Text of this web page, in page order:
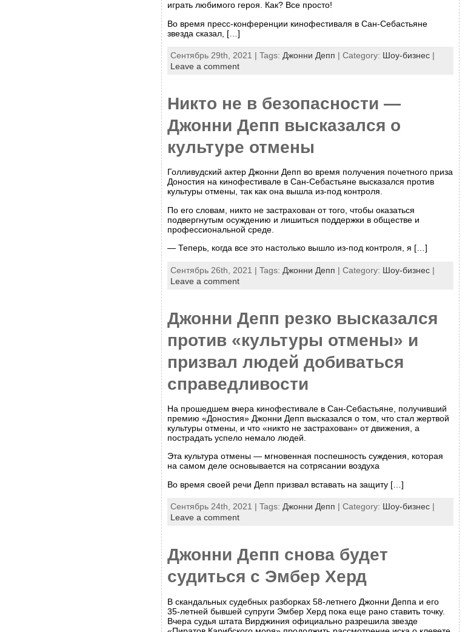
играть любимого героя. Как? Все просто!
Во время пресс-конференции кинофестиваля в Сан-Себастьяне
звезда сказал, […]
Сентябрь 29th, 2021 | Tags: Джонни Депп | Category: Шоу-бизнес |
Leave a comment
Никто не в безопасности —
Джонни Депп высказался о
культуре отмены
Голливудский актер Джонни Депп во время получения почетного приза
Доностия на кинофестивале в Сан-Себастьяне высказался против
культуры отмены, так как она вышла из-под контроля.
По его словам, никто не застрахован от того, чтобы оказаться
подвергнутым осуждению и лишиться поддержки в обществе и
профессиональной среде.
— Теперь, когда все это настолько вышло из-под контроля, я […]
Сентябрь 26th, 2021 | Tags: Джонни Депп | Category: Шоу-бизнес |
Leave a comment
Джонни Депп резко высказался
против «культуры отмены» и
призвал людей добиваться
справедливости
На прошедшем вчера кинофестивале в Сан-Себастьяне, получивший
премию «Доностия» Джонни Депп высказался о том, что стал жертвой
культуры отмены, и что «никто не застрахован» от движения, а
пострадать успело немало людей.
Эта культура отмены — мгновенная поспешность суждения, которая
на самом деле основывается на сотрясании воздуха
Во время своей речи Депп призвал вставать на защиту […]
Сентябрь 24th, 2021 | Tags: Джонни Депп | Category: Шоу-бизнес |
Leave a comment
Джонни Депп снова будет
судиться с Эмбер Херд
В скандальных судебных разборках 58-летнего Джонни Деппа и его
35-летней бывшей супруги Эмбер Херд пока еще рано ставить точку.
Вчера судья штата Вирджиния официально разрешила звезде